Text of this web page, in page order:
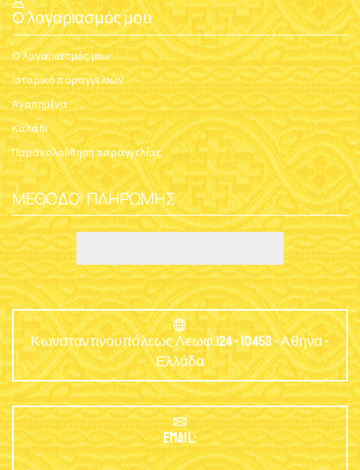
Ο λογαριασμός μου
Ο λογαριασμός μου
Ιστορικό παραγγελιών
Αγαπημένα
Καλάθι
Παρακολούθηση παραγγελίας
ΜΈΘΟΔΟΙ ΠΛΗΡΩΜΉΣ
Κωνσταντινουπόλεως Λεωφ.124 - 10453 - Αθήνα -
Ελλάδα
EMAIL: